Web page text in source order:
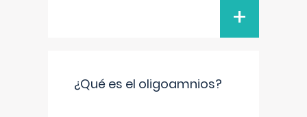
+
¿Qué es el oligoamnios?